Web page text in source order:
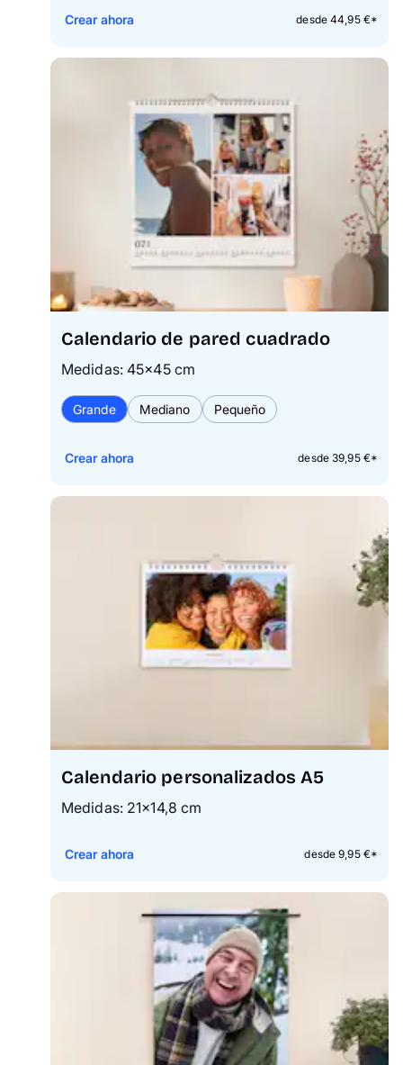
desde 44,95 €*
Crear ahora
Calendario de pared cuadrado
Medidas: 45×45 cm
Grande Mediano Pequeño
desde 39,95 €*
Crear ahora
Calendario personalizados A5
Medidas: 21×14,8 cm
desde 9,95 €*
Crear ahora